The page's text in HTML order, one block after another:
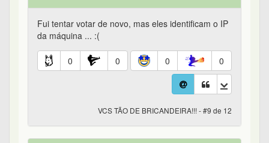
Fui tentar votar de novo, mas eles identificam o IP
da máquina ... :(
0 0 0 0
VCS TÃO DE BRICANDEIRA!!! - #9 de 12